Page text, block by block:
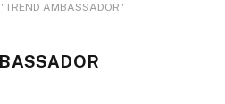
AMBASSADOR"